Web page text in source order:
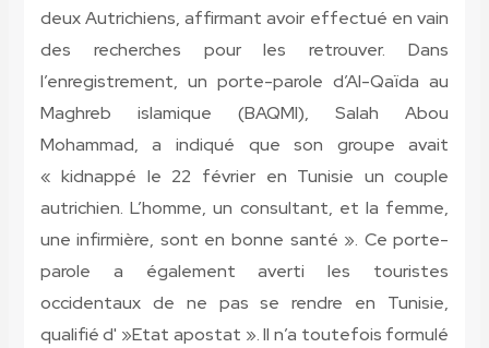
deux Autrichiens, affirmant avoir effectué en vain
des recherches pour les retrouver. Dans
l’enregistrement, un porte-parole d’Al-Qaïda au
Maghreb islamique (BAQMI), Salah Abou
Mohammad, a indiqué que son groupe avait
« kidnappé le 22 février en Tunisie un couple
autrichien. L’homme, un consultant, et la femme,
une infirmière, sont en bonne santé ». Ce porte-
parole a également averti les touristes
occidentaux de ne pas se rendre en Tunisie,
qualifié d' »Etat apostat ». Il n’a toutefois formulé